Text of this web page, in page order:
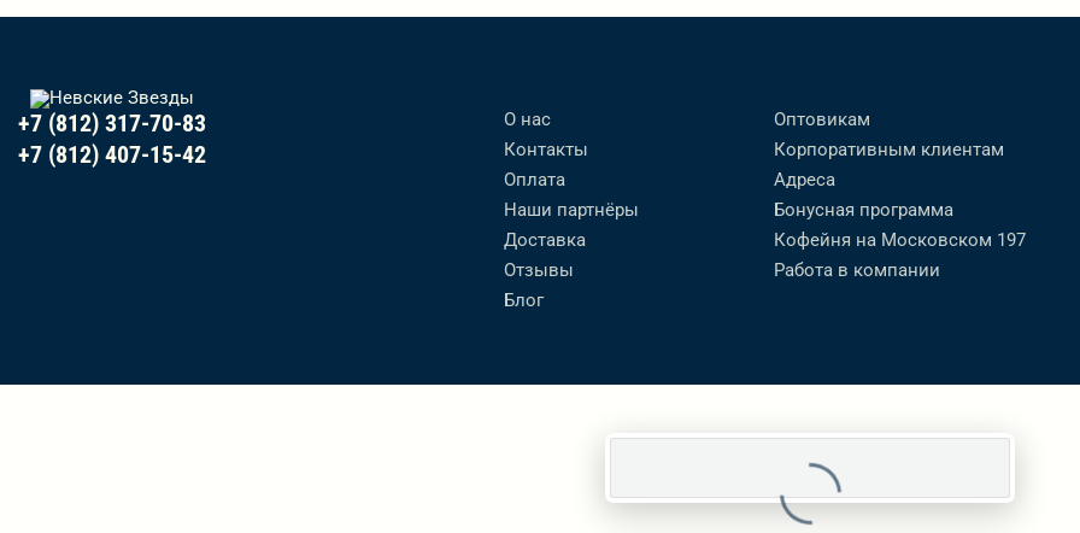
+7 (812) 317-70-83
+7 (812) 407-15-42
О нас
Контакты
Оплата
Наши партнёры
Доставка
Отзывы
Блог
Оптовикам
Корпоративным клиентам
Адреса
Бонусная программа
Кофейня на Московском 197
Работа в компании